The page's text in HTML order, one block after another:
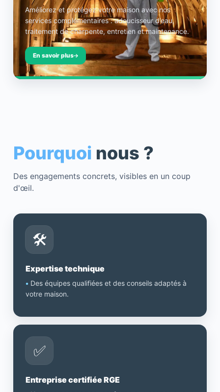
Améliorez et protégez votre maison avec nos
services complémentaires : adoucisseur d’eau,
traitement de charpente, entretien et maintenance.
En savoir plus
Pourquoi nous ?
Des engagements concrets, visibles en un coup
d'œil.
🛠️
Expertise technique
• Des équipes qualifiées et des conseils adaptés à
votre maison.
✅
Entreprise certifiée RGE